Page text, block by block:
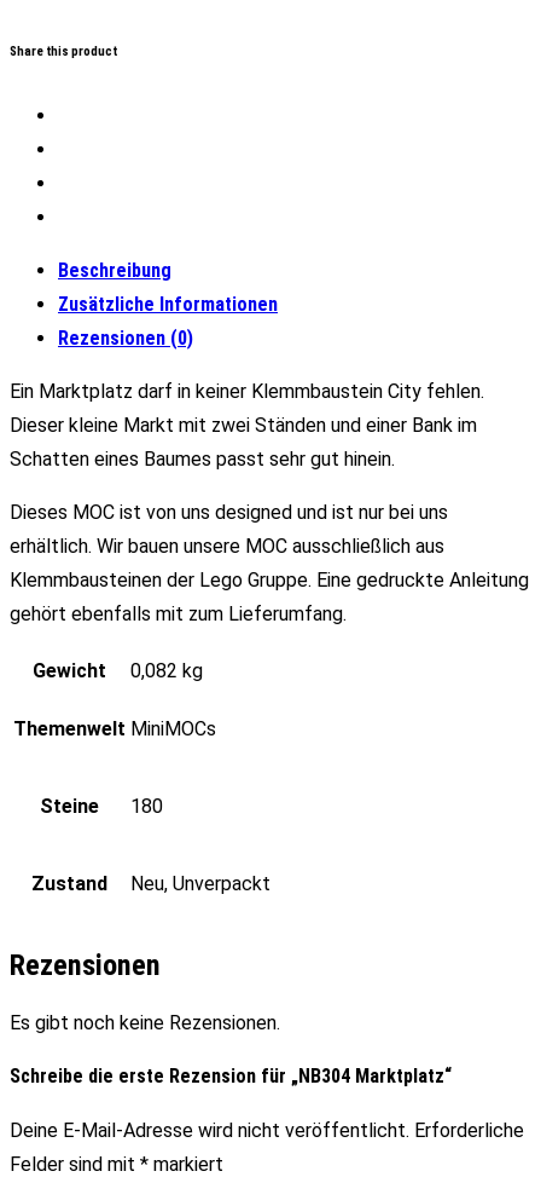
Share this product
Beschreibung
Zusätzliche Informationen
Rezensionen (0)
Ein Marktplatz darf in keiner Klemmbaustein City fehlen.
Dieser kleine Markt mit zwei Ständen und einer Bank im
Schatten eines Baumes passt sehr gut hinein.
Dieses MOC ist von uns designed und ist nur bei uns
erhältlich. Wir bauen unsere MOC ausschließlich aus
Klemmbausteinen der Lego Gruppe. Eine gedruckte Anleitung
gehört ebenfalls mit zum Lieferumfang.
Gewicht 0,082 kg
Themenwelt MiniMOCs
Steine 180
Zustand Neu, Unverpackt
Rezensionen
Es gibt noch keine Rezensionen.
Schreibe die erste Rezension für „NB304 Marktplatz“
Deine E-Mail-Adresse wird nicht veröffentlicht. Erforderliche
Felder sind mit * markiert